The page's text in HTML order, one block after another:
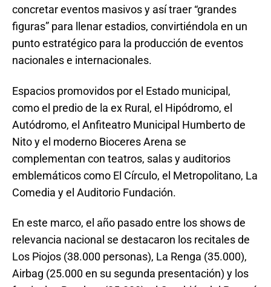
concretar eventos masivos y así traer “grandes
figuras” para llenar estadios, convirtiéndola en un
punto estratégico para la producción de eventos
nacionales e internacionales.
Espacios promovidos por el Estado municipal,
como el predio de la ex Rural, el Hipódromo, el
Autódromo, el Anfiteatro Municipal Humberto de
Nito y el moderno Bioceres Arena se
complementan con teatros, salas y auditorios
emblemáticos como El Círculo, el Metropolitano, La
Comedia y el Auditorio Fundación.
En este marco, el año pasado entre los shows de
relevancia nacional se destacaron los recitales de
Los Piojos (38.000 personas), La Renga (35.000),
Airbag (25.000 en su segunda presentación) y los